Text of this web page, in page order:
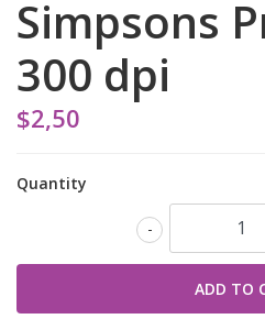
Simpsons
300 dpi
$2,50
Quantity
-